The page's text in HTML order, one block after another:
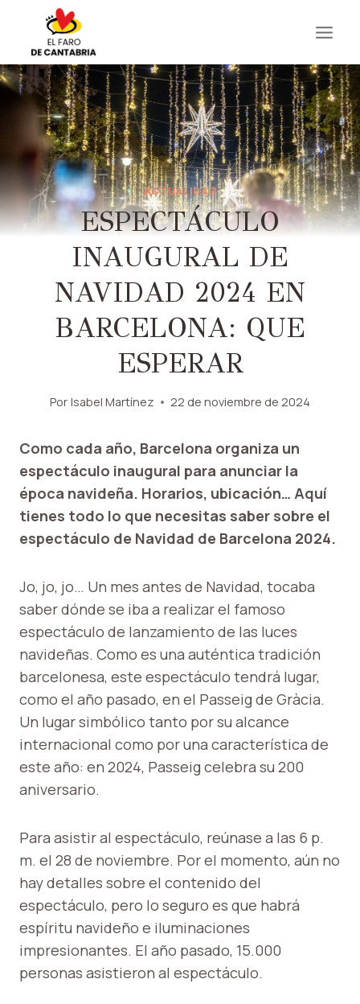
contenido
ACTUALIDAD
ESPECTÁCULO
INAUGURAL DE
NAVIDAD 2024 EN
BARCELONA: QUE
ESPERAR
Por Isabel Martínez 22 de noviembre de 2024
Como cada año, Barcelona organiza un
espectáculo inaugural para anunciar la
época navideña. Horarios, ubicación… Aquí
tienes todo lo que necesitas saber sobre el
espectáculo de Navidad de Barcelona 2024.
Jo, jo, jo… Un mes antes de Navidad, tocaba
saber dónde se iba a realizar el famoso
espectáculo de lanzamiento de las luces
navideñas. Como es una auténtica tradición
barcelonesa, este espectáculo tendrá lugar,
como el año pasado, en el Passeig de Gràcia.
Un lugar simbólico tanto por su alcance
internacional como por una característica de
este año: en 2024, Passeig celebra su 200
aniversario.
Para asistir al espectáculo, reúnase a las 6 p.
m. el 28 de noviembre. Por el momento, aún no
hay detalles sobre el contenido del
espectáculo, pero lo seguro es que habrá
espíritu navideño e iluminaciones
impresionantes. El año pasado, 15.000
personas asistieron al espectáculo.